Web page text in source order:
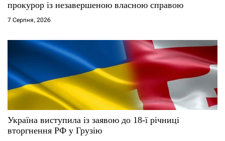
прокурор із незавершеною власною справою
7 Серпня, 2026
Україна виступила із заявою до 18-ї річниці
вторгнення РФ у Грузію